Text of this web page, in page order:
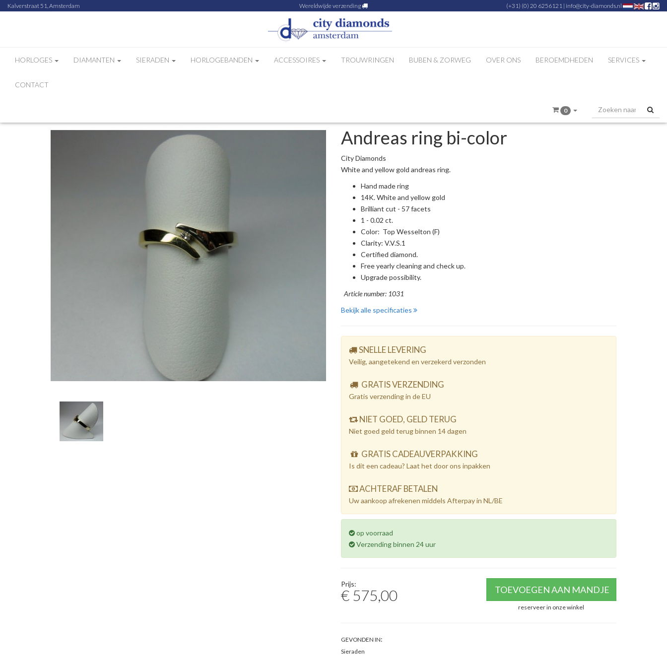
Kalverstraat 51, Amsterdam Wereldwijde verzending (+31) (0) 20 6256121 | info@city-diamonds.nl
HORLOGES DIAMANTEN SIERADEN HORLOGEBANDEN ACCESSOIRES TROUWRINGEN BUBEN & ZORWEG OVER ONS BEROEMDHEDEN SERVICES
CONTACT
0
Andreas ring bi-color
City Diamonds
White and yellow gold andreas ring.
Hand made ring
14K. White and yellow gold
Brilliant cut - 57 facets
1 - 0.02 ct.
Color: Top Wesselton (F)
Clarity: V.V.S.1
Certified diamond.
Free yearly cleaning and check up.
Upgrade possibility.
Article number: 1031
Bekijk alle specificaties
SNELLE LEVERING
Veilig, aangetekend en verzekerd verzonden
GRATIS VERZENDING
Gratis verzending in de EU
NIET GOED, GELD TERUG
Niet goed geld terug binnen 14 dagen
GRATIS CADEAUVERPAKKING
Is dit een cadeau? Laat het door ons inpakken
ACHTERAF BETALEN
Uw aankoop afrekenen middels Afterpay in NL/BE
op voorraad
Verzending binnen 24 uur
Prijs:
€ 575,00 TOEVOEGEN AAN MANDJE
reserveer in onze winkel
GEVONDEN IN:
Sieraden